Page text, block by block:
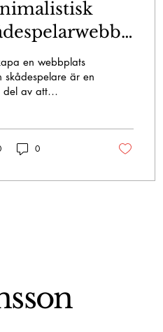
med
och
en webbplats
skådespelare är en
del av att
0